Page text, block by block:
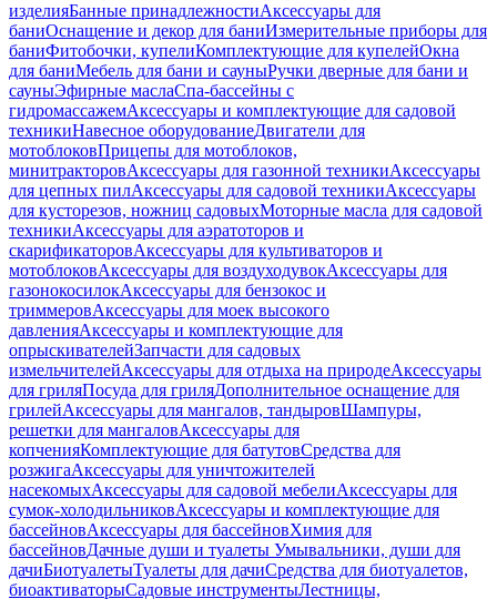
изделияБанные принадлежностиАксессуары для
баниОснащение и декор для баниИзмерительные приборы для
баниФитобочки, купелиКомплектующие для купелейОкна
для баниМебель для бани и сауныРучки дверные для бани и
сауныЭфирные маслаСпа-бассейны с
гидромассажемАксессуары и комплектующие для садовой
техникиНавесное оборудованиеДвигатели для
мотоблоковПрицепы для мотоблоков,
минитракторовАксессуары для газонной техникиАксессуары
для цепных пилАксессуары для садовой техникиАксессуары
для кусторезов, ножниц садовыхМоторные масла для садовой
техникиАксессуары для аэратоторов и
скарификаторовАксессуары для культиваторов и
мотоблоковАксессуары для воздуходувокАксессуары для
газонокосилокАксессуары для бензокос и
триммеровАксессуары для моек высокого
давленияАксессуары и комплектующие для
опрыскивателейЗапчасти для садовых
измельчителейАксессуары для отдыха на природеАксессуары
для гриляПосуда для гриляДополнительное оснащение для
грилейАксессуары для мангалов, тандыровШампуры,
решетки для мангаловАксессуары для
копченияКомплектующие для батутовСредства для
розжигаАксессуары для уничтожителей
насекомыхАксессуары для садовой мебелиАксессуары для
сумок-холодильниковАксессуары и комплектующие для
бассейновАксессуары для бассейновХимия для
бассейновДачные души и туалеты Умывальники, души для
дачиБиотуалетыТуалеты для дачиСредства для биотуалетов,
биоактиваторыСадовые инструментыЛестницы,